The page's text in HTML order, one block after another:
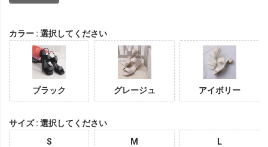
カラー 選択してください
ブラック グレージュ アイボリー
サイズ
選択してください
S
M L